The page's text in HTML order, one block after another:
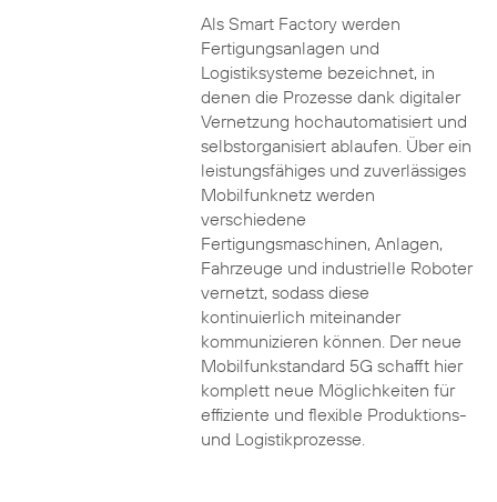
Als Smart Factory werden
Fertigungsanlagen und
Logistiksysteme bezeichnet, in
denen die Prozesse dank digitaler
Vernetzung hochautomatisiert und
selbstorganisiert ablaufen. Über ein
leistungsfähiges und zuverlässiges
Mobilfunknetz werden
verschiedene
Fertigungsmaschinen, Anlagen,
Fahrzeuge und industrielle Roboter
vernetzt, sodass diese
kontinuierlich miteinander
kommunizieren können. Der neue
Mobilfunkstandard 5G schafft hier
komplett neue Möglichkeiten für
effiziente und flexible Produktions-
und Logistikprozesse.